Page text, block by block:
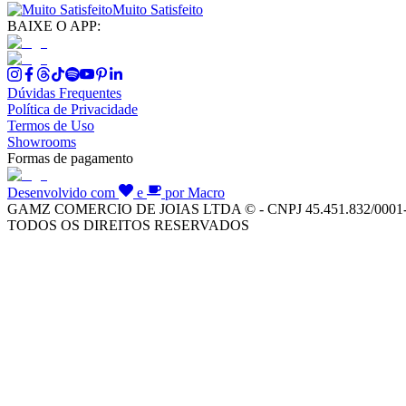
Muito Satisfeito
BAIXE O APP:
Dúvidas Frequentes
Política de Privacidade
Termos de Uso
Showrooms
Formas de pagamento
Desenvolvido com e
por Macro
GAMZ COMERCIO DE JOIAS LTDA © - CNPJ 45.451.832/
TODOS OS DIREITOS RESERVADOS